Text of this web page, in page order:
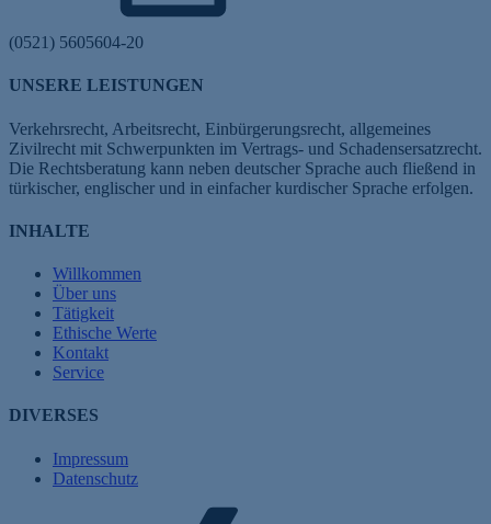
(0521) 5605604-20
UNSERE LEISTUNGEN
Verkehrsrecht, Arbeitsrecht, Einbürgerungsrecht, allgemeines
Zivilrecht mit Schwerpunkten im Vertrags- und Schadensersatzrecht.
Die Rechtsberatung kann neben deutscher Sprache auch fließend in
türkischer, englischer und in einfacher kurdischer Sprache erfolgen.
INHALTE
Willkommen
Über uns
Tätigkeit
Ethische Werte
Kontakt
Service
DIVERSES
Impressum
Datenschutz